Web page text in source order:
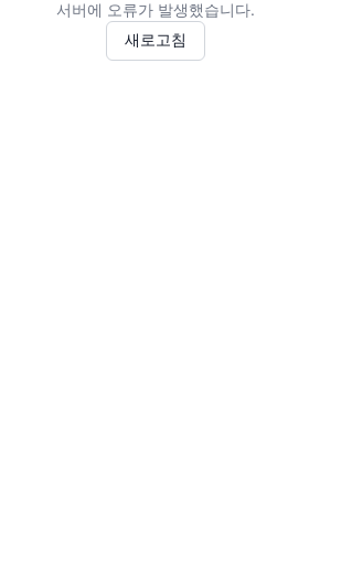
서버에 오류가 발생했습니다.
새로고침